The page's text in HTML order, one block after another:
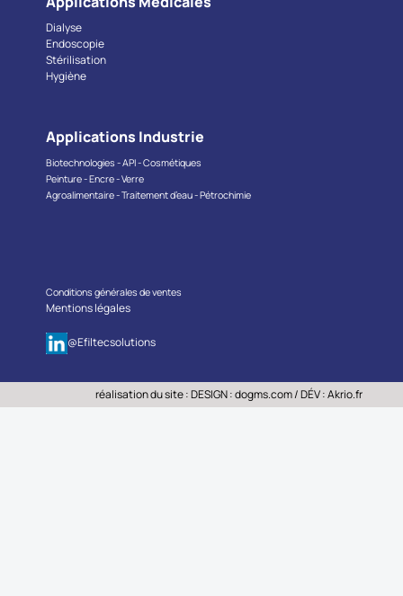
Dialyse
Endoscopie
Stérilisation
Hygiène
Applications Industrie
Biotechnologies - API - Cosmétiques
Peinture - Encre - Verre
Agroalimentaire - Traitement d’eau - Pétrochimie
Conditions générales de ventes
Mentions légales
@Efiltecsolutions
réalisation du site : DESIGN :dogms.com/ DÉV :Akrio.fr